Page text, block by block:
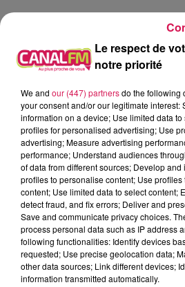
Canal fm
Geoffrey Deloux
La Ligne des Auditeurs
0:00
25 septembre 2025 - 2 min 24 sec
25.09.2025 - STÉPHANIE
Le respect de
notre priorité
We and our (447) partnersdo the following
your consent and/or our legitimate interest:
information on a device; Use limited data
profiles for personalised advertising; Use
advertising; Measure advertising
performance; Understand audiences
of data from different sources; Develop
profiles to personalise content; Use
content; Use limited data to select content;
detect fraud, and fix errors; Deliver and
Save and communicate privacy choices.
process personal data such as IP address
following functionalities: Identify devices
requested; Use precise geolocation data;
other data sources; Link different devices;
information transmitted automatically.